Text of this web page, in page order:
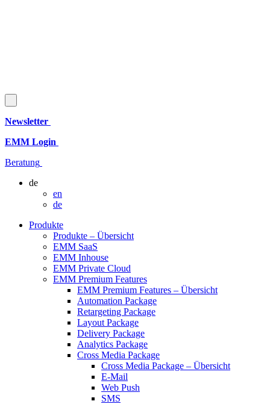
Newsletter
EMM Login
Beratung
de
en
de
Produkte
Produkte – Übersicht
EMM SaaS
EMM Inhouse
EMM Private Cloud
EMM Premium Features
EMM Premium Features – Übersicht
Automation Package
Retargeting Package
Layout Package
Delivery Package
Analytics Package
Cross Media Package
Cross Media Package – Übersicht
E-Mail
Web Push
SMS